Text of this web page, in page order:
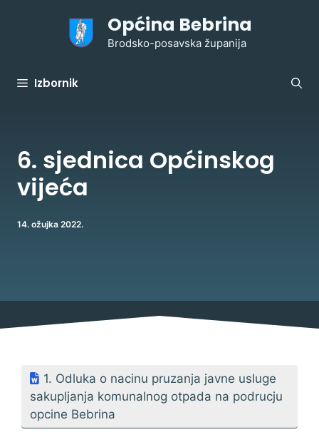
Općina Bebrina
Brodsko-posavska županija
Izbornik
6. sjednica Općinskog
vijeća
14. ožujka 2022.
1. Odluka o nacinu pruzanja javne usluge
sakupljanja komunalnog otpada na podrucju
opcine Bebrina